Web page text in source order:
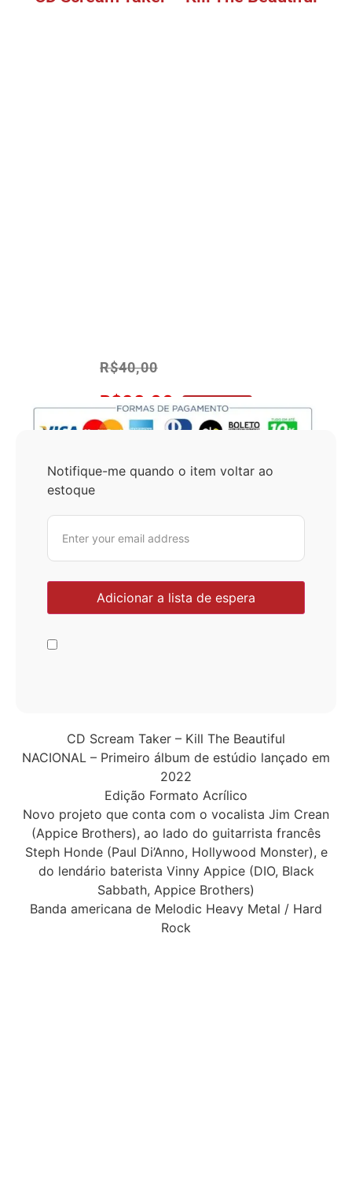
R$40,00
R$38,00 No Pix 5% OFF
Notifique-me quando o item voltar ao
estoque
CD Scream Taker – Kill The Beautiful
NACIONAL – Primeiro álbum de estúdio lançado em
2022
Edição Formato Acrílico
Novo projeto que conta com o vocalista Jim Crean
(Appice Brothers), ao lado do guitarrista francês
Steph Honde (Paul Di’Anno, Hollywood Monster), e
do lendário baterista Vinny Appice (DIO, Black
Sabbath, Appice Brothers)
Banda americana de Melodic Heavy Metal / Hard
Rock